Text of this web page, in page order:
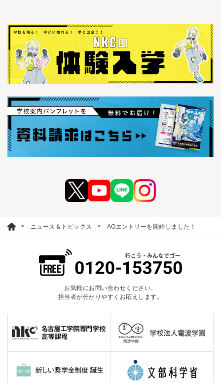
ニュース＆トピックス AOエントリーを開始しました！
お気軽にお問い合わせください。
担当者が分かりやすくお応えします。